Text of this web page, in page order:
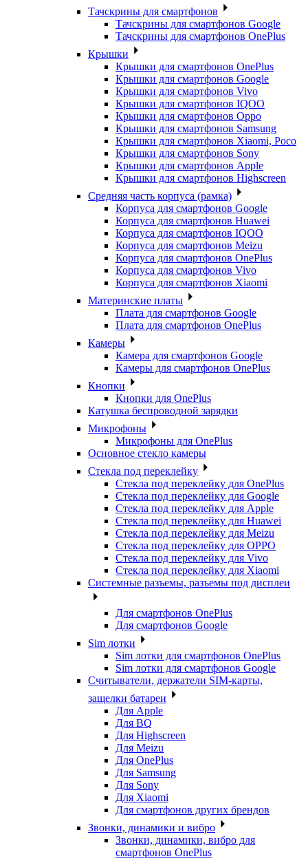
Тачскрины для смартфонов
Тачскрины для смартфонов Google
Тачскрины для смартфонов OnePlus
Крышки
Крышки для смартфонов OnePlus
Крышки для смартфонов Google
Крышки для смартфонов Vivo
Крышки для смартфонов IQOO
Крышки для смартфонов Oppo
Крышки для смартфонов Samsung
Крышки для смартфонов Xiaomi, Poco
Крышки для смартфонов Sony
Крышки для смартфонов Apple
Крышки для смартфонов Highscreen
Средняя часть корпуса (рамка)
Корпуса для смартфонов Google
Корпуса для смартфонов Huawei
Корпуса для смартфонов IQOO
Корпуса для смартфонов Meizu
Корпуса для смартфонов OnePlus
Корпуса для смартфонов Vivo
Корпуса для смартфонов Xiaomi
Материнские платы
Плата для смартфонов Google
Плата для смартфонов OnePlus
Камеры
Камера для смартфонов Google
Камеры для смартфонов OnePlus
Кнопки
Кнопки для OnePlus
Катушка беспроводной зарядки
Микрофоны
Микрофоны для OnePlus
Основное стекло камеры
Стекла под переклейку
Стекла под переклейку для OnePlus
Стекла под переклейку для Google
Стекла под переклейку для Apple
Стекла под переклейку для Huawei
Стекла под переклейку для Meizu
Стекла под переклейку для OPPO
Стекла под переклейку для Vivo
Стекла под переклейку для Xiaomi
Системные разъемы, разъемы под дисплеи
Для смартфонов OnePlus
Для смартфонов Google
Sim лотки
Sim лотки для смартфонов OnePlus
Sim лотки для смартфонов Google
Считыватели, держатели SIM-карты,
защелки батареи
Для Apple
Для BQ
Для Highscreen
Для Meizu
Для OnePlus
Для Samsung
Для Sony
Для Xiaomi
Для смартфонов других брендов
Звонки, динамики и вибро
Звонки, динамики, вибро для
смартфонов OnePlus